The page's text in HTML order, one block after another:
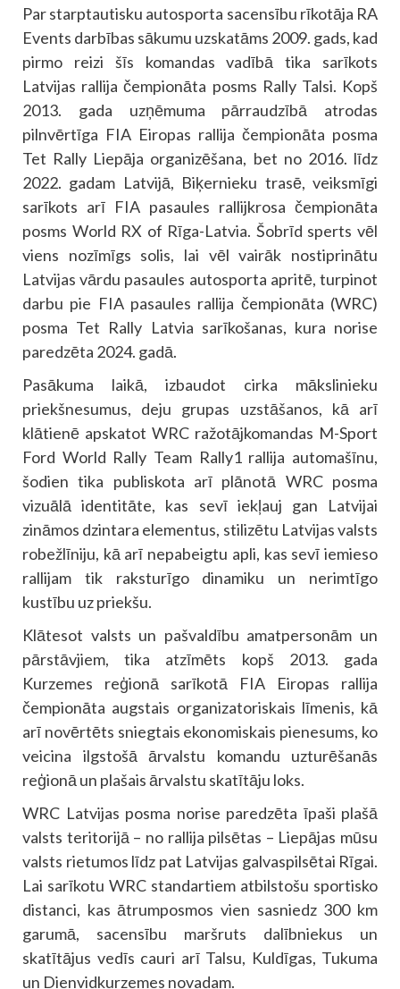
Par starptautisku autosporta sacensību rīkotāja RA
Events darbības sākumu uzskatāms 2009. gads, kad
pirmo reizi šīs komandas vadībā tika sarīkots
Latvijas rallija čempionāta posms Rally Talsi. Kopš
2013. gada uzņēmuma pārraudzībā atrodas
pilnvērtīga FIA Eiropas rallija čempionāta posma
Tet Rally Liepāja organizēšana, bet no 2016. līdz
2022. gadam Latvijā, Biķernieku trasē, veiksmīgi
sarīkots arī FIA pasaules rallijkrosa čempionāta
posms World RX of Rīga-Latvia. Šobrīd sperts vēl
viens nozīmīgs solis, lai vēl vairāk nostiprinātu
Latvijas vārdu pasaules autosporta apritē, turpinot
darbu pie FIA pasaules rallija čempionāta (WRC)
posma Tet Rally Latvia sarīkošanas, kura norise
paredzēta 2024. gadā.
Pasākuma laikā, izbaudot cirka mākslinieku
priekšnesumus, deju grupas uzstāšanos, kā arī
klātienē apskatot WRC ražotājkomandas M-Sport
Ford World Rally Team Rally1 rallija automašīnu,
šodien tika publiskota arī plānotā WRC posma
vizuālā identitāte, kas sevī iekļauj gan Latvijai
zināmos dzintara elementus, stilizētu Latvijas valsts
robežlīniju, kā arī nepabeigtu apli, kas sevī iemieso
rallijam tik raksturīgo dinamiku un nerimtīgo
kustību uz priekšu.
Klātesot valsts un pašvaldību amatpersonām un
pārstāvjiem, tika atzīmēts kopš 2013. gada
Kurzemes reģionā sarīkotā FIA Eiropas rallija
čempionāta augstais organizatoriskais līmenis, kā
arī novērtēts sniegtais ekonomiskais pienesums, ko
veicina ilgstošā ārvalstu komandu uzturēšanās
reģionā un plašais ārvalstu skatītāju loks.
WRC Latvijas posma norise paredzēta īpaši plašā
valsts teritorijā – no rallija pilsētas – Liepājas mūsu
valsts rietumos līdz pat Latvijas galvaspilsētai Rīgai.
Lai sarīkotu WRC standartiem atbilstošu sportisko
distanci, kas ātrumposmos vien sasniedz 300 km
garumā, sacensību maršruts dalībniekus un
skatītājus vedīs cauri arī Talsu, Kuldīgas, Tukuma
un Dienvidkurzemes novadam.